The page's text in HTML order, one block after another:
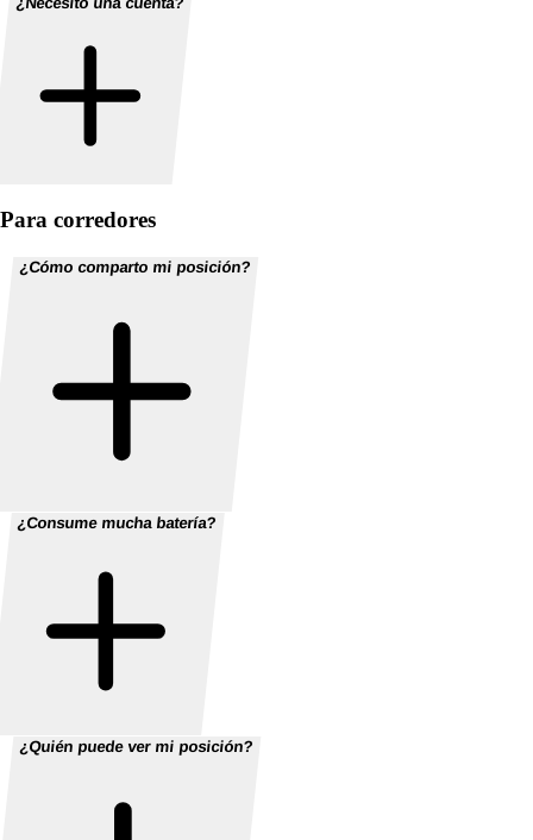
Para corredores
¿Cómo comparto mi posición?
¿Consume mucha batería?
¿Quién puede ver mi posición?